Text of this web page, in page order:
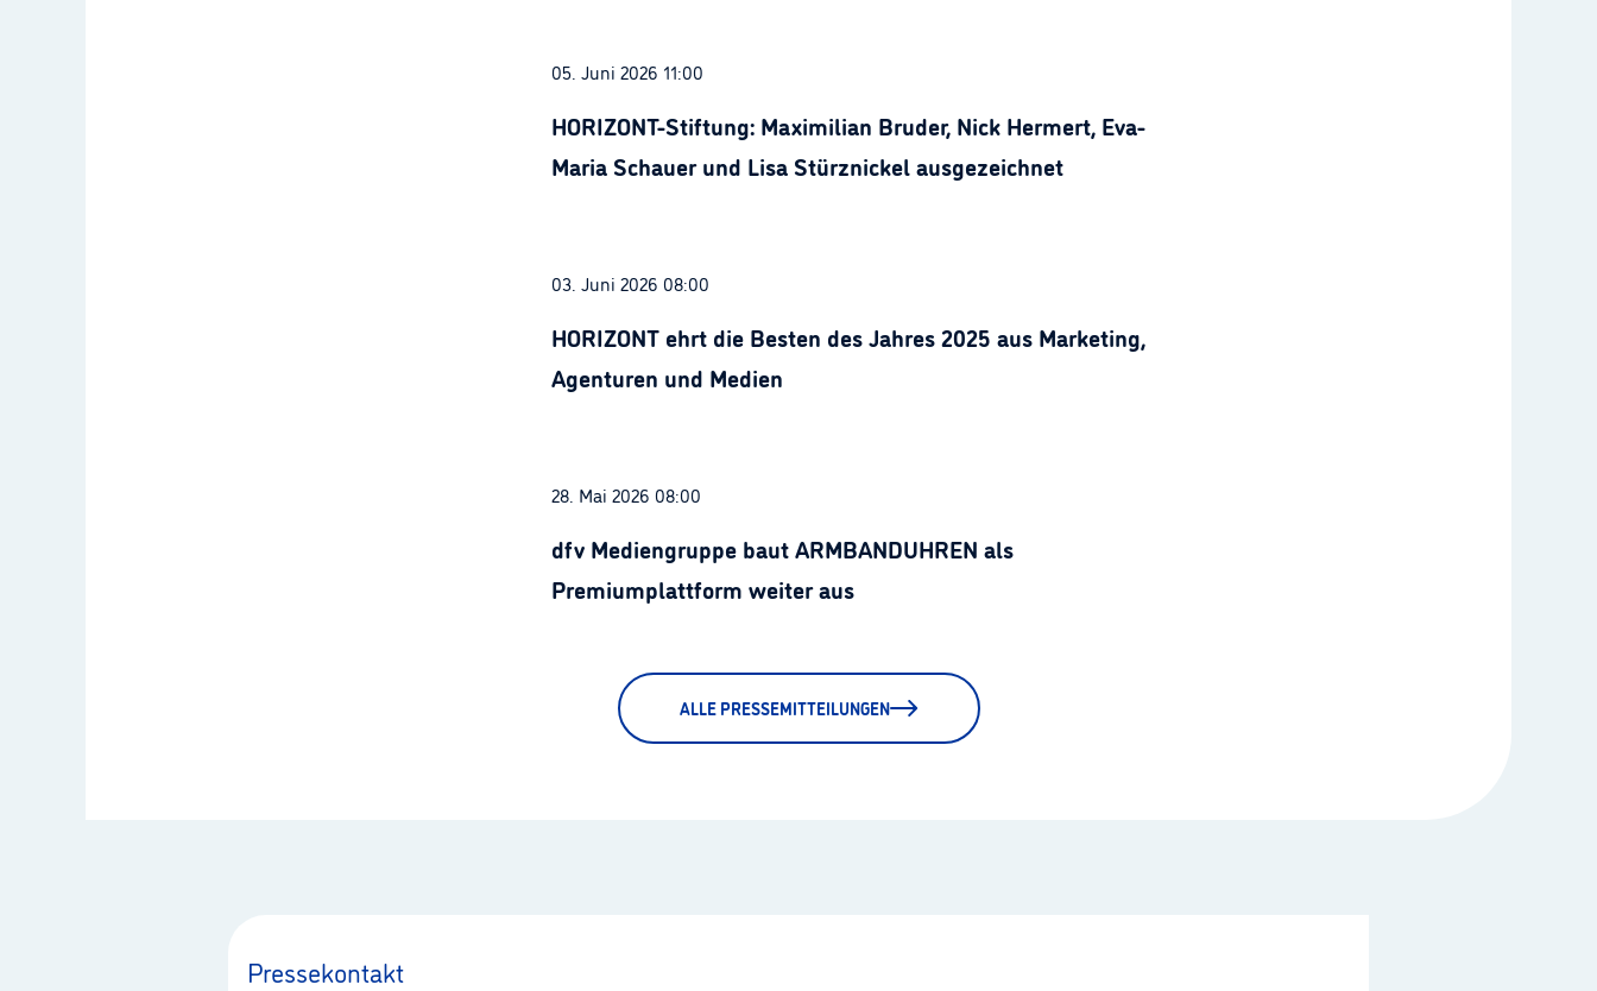
05. Juni 2026 11:00
HORIZONT-Stiftung: Maximilian Bruder, Nick Hermert, Eva-
Maria Schauer und Lisa Stürznickel ausgezeichnet
03. Juni 2026 08:00
HORIZONT ehrt die Besten des Jahres 2025 aus Marketing,
Agenturen und Medien
28. Mai 2026 08:00
dfv Mediengruppe baut ARMBANDUHREN als
Premiumplattform weiter aus
ALLE PRESSEMITTEILUNGEN
Pressekontakt